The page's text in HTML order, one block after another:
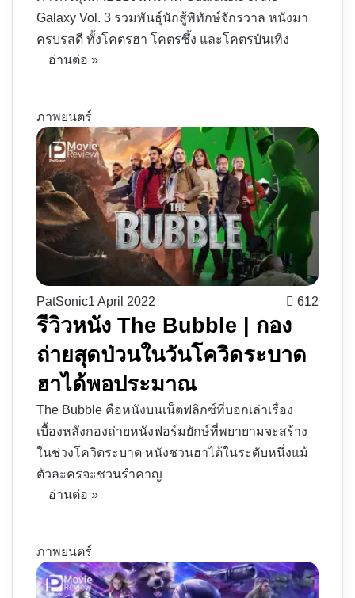
Galaxy Vol. 3 รวมพันธุ์นักสู้พิทักษ์จักรวาล หนังมา
ครบรสดี ทั้งโคตรฮา โคตรซึ้ง และโคตรบันเทิง
อ่านต่อ »
ภาพยนตร์
PatSonic1 April 2022 612
รีวิวหนัง The Bubble | กอง
ถ่ายสุดป่วนในวันโควิดระบาด
ฮาได้พอประมาณ
The Bubble คือหนังบนเน็ตฟลิกซ์ที่บอกเล่าเรื่อง
เบื้องหลังกองถ่ายหนังฟอร์มยักษ์ที่พยายามจะสร้าง
ในช่วงโควิดระบาด หนังชวนฮาได้ในระดับหนึ่งแม้
ตัวละครจะชวนรำคาญ
อ่านต่อ »
ภาพยนตร์